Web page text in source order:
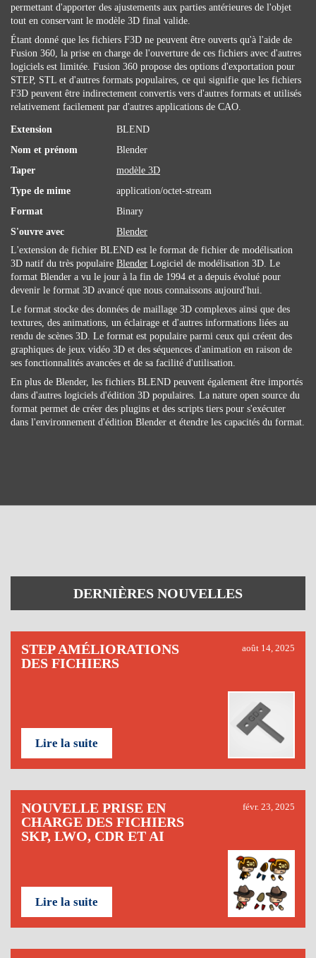
permettant d'apporter des ajustements aux parties antérieures de l'objet
tout en conservant le modèle 3D final valide.
Étant donné que les fichiers F3D ne peuvent être ouverts qu'à l'aide de
Fusion 360, la prise en charge de l'ouverture de ces fichiers avec d'autres
logiciels est limitée. Fusion 360 propose des options d'exportation pour
STEP, STL et d'autres formats populaires, ce qui signifie que les fichiers
F3D peuvent être indirectement convertis vers d'autres formats et utilisés
relativement facilement par d'autres applications de CAO.
Extension
BLEND
Nom et prénom
Blender
Taper
modèle 3D
Type de mime
application/octet-stream
Format
Binary
S'ouvre avec
Blender
L'extension de fichier BLEND est le format de fichier de modélisation
3D natif du très populaire Blender Logiciel de modélisation 3D. Le
format Blender a vu le jour à la fin de 1994 et a depuis évolué pour
devenir le format 3D avancé que nous connaissons aujourd'hui.
Le format stocke des données de maillage 3D complexes ainsi que des
textures, des animations, un éclairage et d'autres informations liées au
rendu de scènes 3D. Le format est populaire parmi ceux qui créent des
graphiques de jeux vidéo 3D et des séquences d'animation en raison de
ses fonctionnalités avancées et de sa facilité d'utilisation.
En plus de Blender, les fichiers BLEND peuvent également être importés
dans d'autres logiciels d'édition 3D populaires. La nature open source du
format permet de créer des plugins et des scripts tiers pour s'exécuter
dans l'environnement d'édition Blender et étendre les capacités du format.
DERNIÈRES NOUVELLES
STEP AMÉLIORATIONS
DES FICHIERS
août 14, 2025
Lire la suite
NOUVELLE PRISE EN
CHARGE DES FICHIERS
SKP, LWO, CDR ET AI
févr. 23, 2025
Lire la suite